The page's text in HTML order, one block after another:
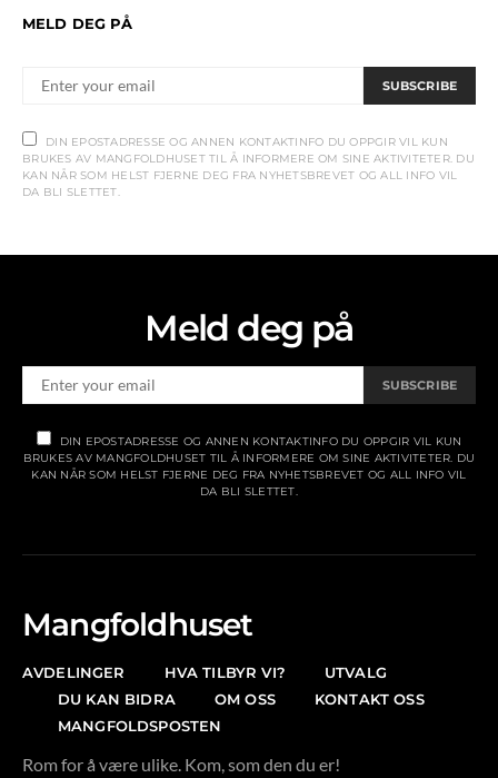
MELD DEG PÅ
SUBSCRIBE
DIN EPOSTADRESSE OG ANNEN KONTAKTINFO DU OPPGIR VIL KUN
BRUKES AV MANGFOLDHUSET TIL Å INFORMERE OM SINE AKTIVITETER. DU
KAN NÅR SOM HELST FJERNE DEG FRA NYHETSBREVET OG ALL INFO VIL
DA BLI SLETTET.
Meld deg på
SUBSCRIBE
DIN EPOSTADRESSE OG ANNEN KONTAKTINFO DU OPPGIR VIL KUN
BRUKES AV MANGFOLDHUSET TIL Å INFORMERE OM SINE AKTIVITETER. DU
KAN NÅR SOM HELST FJERNE DEG FRA NYHETSBREVET OG ALL INFO VIL
DA BLI SLETTET.
Mangfoldhuset
AVDELINGER HVA TILBYR VI?
UTVALG
DU KAN BIDRA
OM OSS
KONTAKT OSS
MANGFOLDSPOSTEN
Rom for å være ulike. Kom, som den du er!